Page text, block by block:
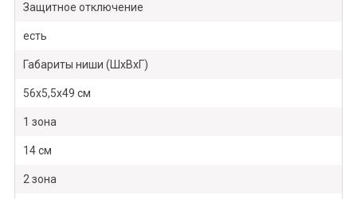
Защитное отключение
есть
Габариты ниши (ШхВхГ)
56х5,5х49 см
1 зона
14 см
2 зона